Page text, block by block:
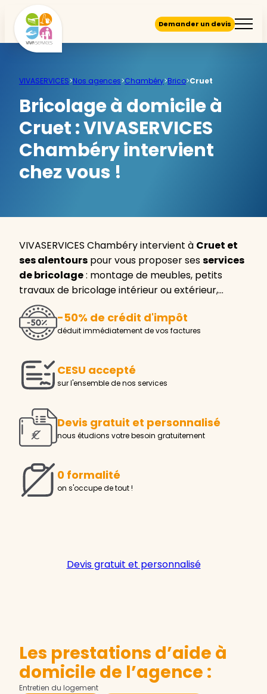
Demander un devis
VIVASERVICES>Nos agences>Chambéry>Brico>Cruet
Bricolage à domicile à
Cruet :VIVASERVICES
Chambéry intervient
chez vous !
VIVASERVICES Chambéry intervient à Cruet et
ses alentours pour vous proposer sesservices
de bricolage: montage de meubles, petits
travaux de bricolage intérieur ou extérieur,…
-50% de crédit d'impôt
déduit immédiatement de vos factures
CESU accepté
sur l'ensemble de nos services
Devis gratuit et personnalisé
nous étudions votre besoin gratuitement
0 formalité
on s'occupe de tout !
Devis gratuit et personnalisé
Les prestations d’aide à
domicile de l’agence :
Entretien du logement